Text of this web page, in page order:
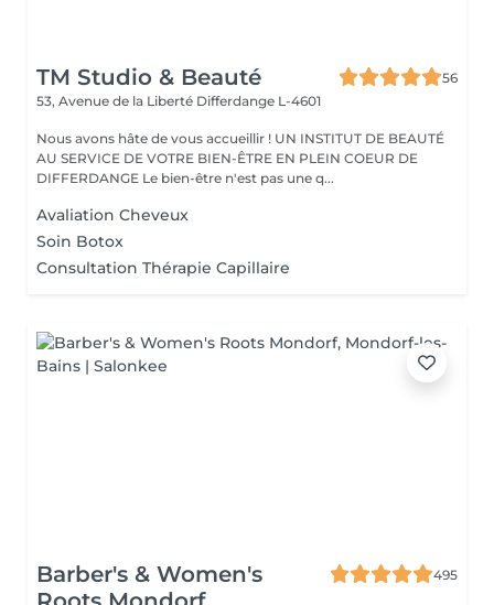
TM Studio & Beauté
56
53, Avenue de la Liberté Differdange L-4601
Nous avons hâte de vous accueillir ! UN INSTITUT DE BEAUTÉ
AU SERVICE DE VOTRE BIEN-ÊTRE EN PLEIN COEUR DE
DIFFERDANGE Le bien-être n'est pas une q...
Avaliation Cheveux
Soin Botox
Consultation Thérapie Capillaire
Barber's & Women's
495